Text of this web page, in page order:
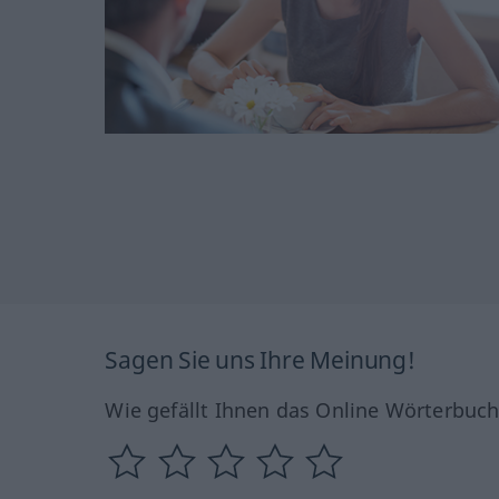
Sagen Sie uns Ihre Meinung!
Wie gefällt Ihnen das Online